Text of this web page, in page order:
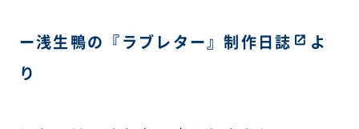
ー浅生鴨の 『ラブレター』制作日誌
よ
り